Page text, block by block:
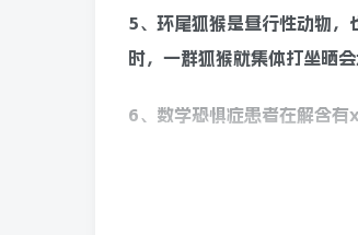
5、环尾狐猴是昼行性动物，
时，一群狐猴就集体打坐晒会
6、数学恐惧症患者在解含有